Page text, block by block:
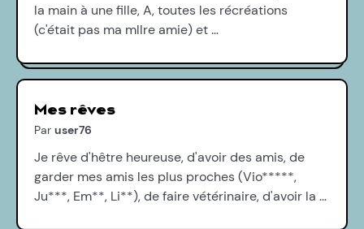
la main à une fille, A, toutes les récréations
(c'était pas ma mllre amie) et …
Mes rêves
Par user76
Je rêve d'hêtre heureuse, d'avoir des amis, de
garder mes amis les plus proches (Vio*****,
Ju***, Em**, Li**), de faire vétérinaire, d'avoir la …